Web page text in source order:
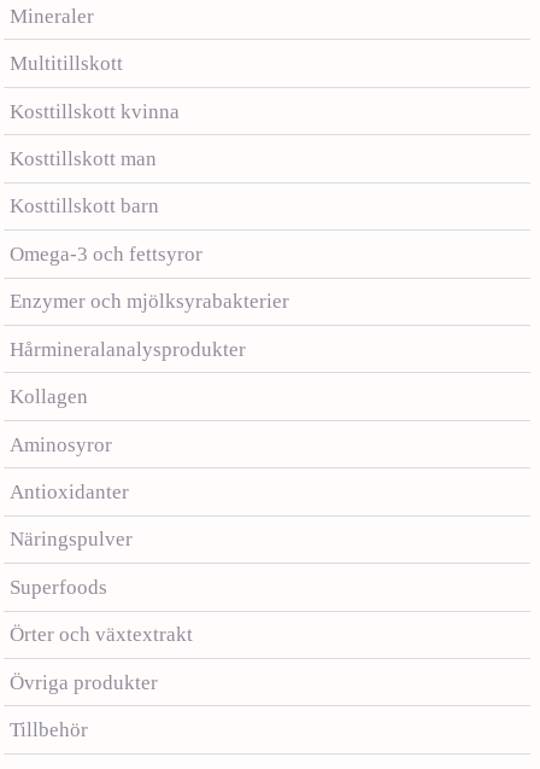
Mineraler
Multitillskott
Kosttillskott kvinna
Kosttillskott man
Kosttillskott barn
Omega-3 och fettsyror
Enzymer och mjölksyrabakterier
Hårmineralanalysprodukter
Kollagen
Aminosyror
Antioxidanter
Näringspulver
Superfoods
Örter och växtextrakt
Övriga produkter
Tillbehör